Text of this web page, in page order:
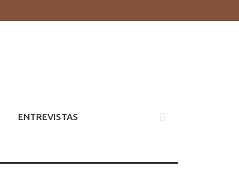
ENTREVISTAS